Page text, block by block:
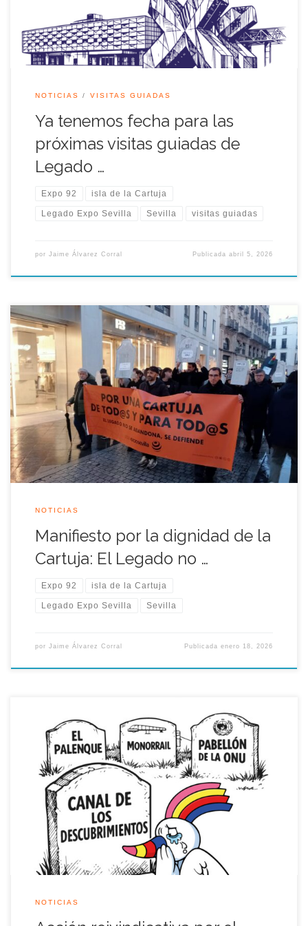
NOTICIAS VISITAS GUIADAS
Ya tenemos fecha para las
próximas visitas guiadas de
Legado …
Expo 92 isla de la Cartuja
Legado Expo Sevilla Sevilla visitas guiadas
por Jaime Álvarez Corral Publicadaabril 5, 2026
Hoy, una vez más, los ciudadanos nos vemos obligados a
alzar la voz y a salir a la calle. No es la primera vez que nos
reunimos bajo la sombra de la incertidumbre para proteger el
patrimonio de todos y todas, lo que es nuestro, y lo que es
historia […]
NOTICIAS
Manifiesto por la dignidad de la
Cartuja: El Legado no …
Expo 92 isla de la Cartuja
Legado Expo Sevilla Sevilla
por Jaime Álvarez Corral Publicadaenero 18, 2026
Manifestación el próximo sábado 17 de Enero 2026, Por Una
Cartuja de Tod@s y para Tod@s. Inicio: Plaza de la Campana
18h00 / Final: Plaza Nueva La agonía del Canal de los
Descubrimientos: el último pelotazo de la Cartuja La Isla de la
Cartuja, se enfrenta hoy a una nueva […]
NOTICIAS